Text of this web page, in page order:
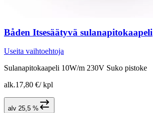
Båden Itsesäätyvä sulanapitokaapeli
Useita vaihtoehtoja
Sulanapitokaapeli 10W/m 230V Suko pistoke
alk.17,80 €/ kpl
alv 25,5 %